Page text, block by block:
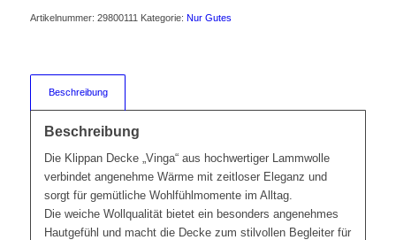
Artikelnummer: 29800111 Kategorie: Nur Gutes
Beschreibung
Beschreibung
Die Klippan Decke „Vinga“ aus hochwertiger Lammwolle
verbindet angenehme Wärme mit zeitloser Eleganz und
sorgt für gemütliche Wohlfühlmomente im Alltag.
Die weiche Wollqualität bietet ein besonders angenehmes
Hautgefühl und macht die Decke zum stilvollen Begleiter für